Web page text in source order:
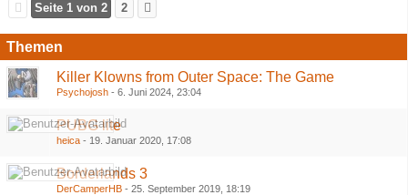
Seite 1 von 2 2
Themen
Killer Klowns from Outer Space: The Game
Psychojosh - 6. Juni 2024, 23:04
PUBG lite
heica - 19. Januar 2020, 17:08
Borderlands 3
DerCamperHB - 25. September 2019, 18:19